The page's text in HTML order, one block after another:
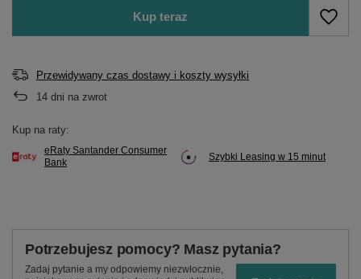
Kup teraz
Przewidywany czas dostawy i koszty wysyłki
14 dni na zwrot
Kup na raty:
eRaty Santander Consumer
Bank
Szybki Leasing w 15 minut
Potrzebujesz pomocy? Masz pytania?
Zadaj pytanie a my odpowiemy niezwłocznie,